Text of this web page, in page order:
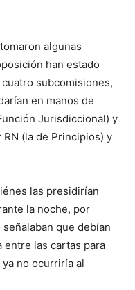
algunas
han estado
subcomisiones,
en manos de
Jurisdiccional) y
(la de Principios) y
las presidirían
la noche, por
que debían
entre las cartas para
no ocurriría al